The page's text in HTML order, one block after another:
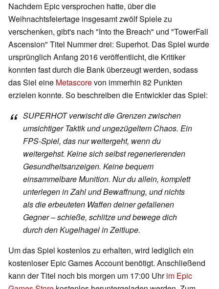
Nachdem Epic versprochen hatte, über die
Weihnachtsfeiertage insgesamt zwölf Spiele zu
verschenken, gibt's nach "Into the Breach" und "TowerFall
Ascension" Titel Nummer drei: Superhot. Das Spiel wurde
ursprünglich Anfang 2016 veröffentlicht, die Kritiker
konnten fast durch die Bank überzeugt werden, sodass
das Siel eine Metascorevon immerhin 82 Punkten
erzielen konnte. So beschreiben die Entwickler das Spiel:
SUPERHOT verwischt die Grenzen zwischen
umsichtiger Taktik und ungezügeltem Chaos. Ein
FPS-Spiel, das nur weitergeht, wenn du
weitergehst. Keine sich selbst regenerierenden
Gesundheitsanzeigen. Keine bequem
einsammelbare Munition. Nur du allein, komplett
unterlegen in Zahl und Bewaffnung, und nichts
als die erbeuteten Waffen deiner gefallenen
Gegner – schieße, schlitze und bewege dich
durch den Kugelhagel in Zeitlupe.
Um das Spiel kostenlos zu erhalten, wird lediglich ein
kostenloser Epic Games Account benötigt. Anschließend
kann der Titel noch bis morgen um 17:00 Uhrim Epic